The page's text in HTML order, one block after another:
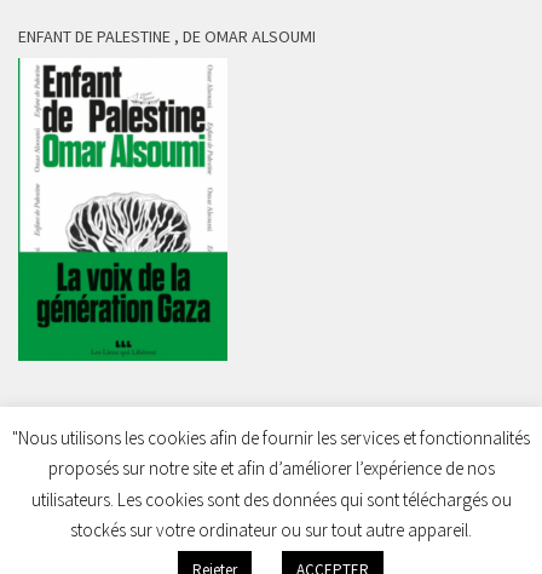
ENFANT DE PALESTINE , DE OMAR ALSOUMI
Charleroi Pour la Palestine © 2026. Tous droits réservés.
"Nous utilisons les cookies afin de fournir les services et fonctionnalités
proposés sur notre site et afin d’améliorer l’expérience de nos
utilisateurs. Les cookies sont des données qui sont téléchargés ou
stockés sur votre ordinateur ou sur tout autre appareil.
Rejeter ACCEPTER